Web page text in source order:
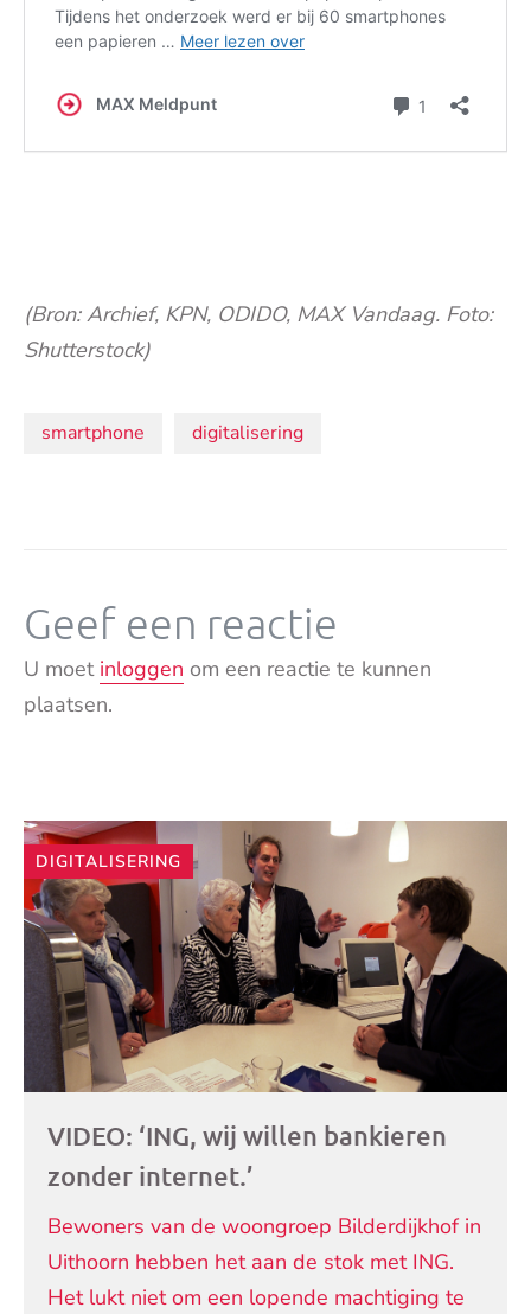
(Bron: Archief, KPN, ODIDO, MAX Vandaag. Foto:
Shutterstock)
Onderwerpen:
smartphone digitalisering
Geef een reactie
U moet inloggen om een reactie te kunnen
plaatsen.
Andere
artikelen
DIGITALISERING
VIDEO: ‘ING, wij willen bankieren
zonder internet.’
Bewoners van de woongroep Bilderdijkhof in
Uithoorn hebben het aan de stok met ING.
Het lukt niet om een lopende machtiging te